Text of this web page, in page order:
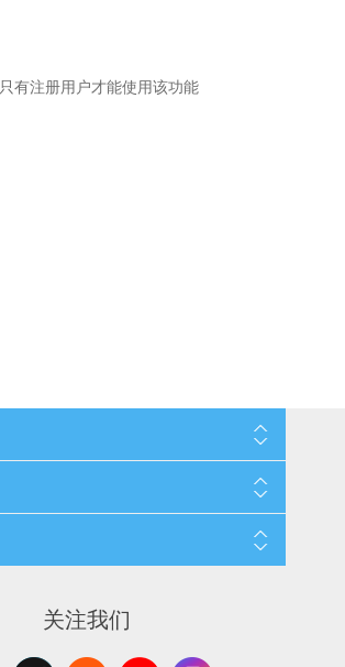
只有注册用户才能使用该功能
关注我们